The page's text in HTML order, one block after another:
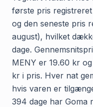
første pris registreret
og den seneste pris
august), hvilket
dage.
MENY er 19.60 kr
kr i pris. Hver nat
hvis varen er
394 dage har Goma